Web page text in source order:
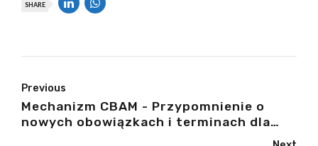
SHARE
Previous
Mechanizm CBAM - Przypomnienie o
nowych obowiązkach i terminach dla